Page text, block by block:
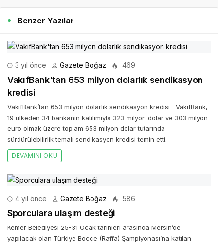
Benzer Yazılar
3 yıl önce Gazete Boğaz 469
VakıfBank'tan 653 milyon dolarlık sendikasyon
kredisi
VakıfBank’tan 653 milyon dolarlık sendikasyon kredisi VakıfBank,
19 ülkeden 34 bankanın katılımıyla 323 milyon dolar ve 303 milyon
euro olmak üzere toplam 653 milyon dolar tutarında
sürdürülebilirlik temalı sendikasyon kredisi temin etti.
DEVAMINI OKU
4 yıl önce Gazete Boğaz 586
Sporculara ulaşım desteği
Kemer Belediyesi 25-31 Ocak tarihleri arasında Mersin’de
yapılacak olan Türkiye Bocce (Raffa) Şampiyonası’na katılan